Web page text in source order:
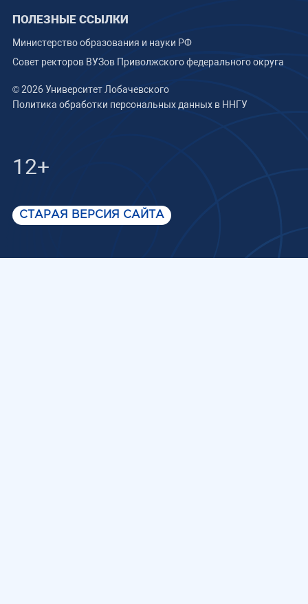
ПОЛЕЗНЫЕ ССЫЛКИ
Министерство образования и науки РФ
Совет ректоров ВУЗов Приволжского федерального округа
© 2026 Университет Лобачевского
Политика обработки персональных данных в ННГУ
12+
СТАРАЯ ВЕРСИЯ САЙТА